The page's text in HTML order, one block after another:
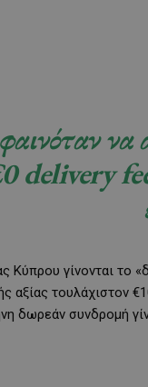
να
fee
Κύπρου γίνονται το
αξίας τουλάχιστον
δωρεάν συνδρομή